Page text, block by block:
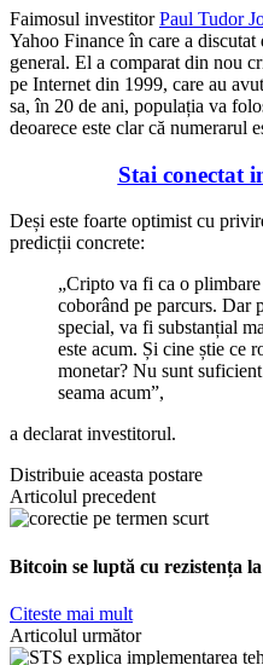
Faimosul investitorPaul Tudor
Yahoo Finance în care a
general. El a comparat din nou
pe Internet din 1999, care au
sa, în 20 de ani, populația va
deoarece este clar că numerarul
Stai conectat
Deși este foarte optimist cu
predicții concrete:
„Cripto va fi ca o
coborând pe parcurs. Dar
special, va fi substanțial
este acum. Și cine știe ce
monetar? Nu sunt
seama acum”,
a declarat investitorul.
Distribuie aceasta postare
Articolul precedent
Bitcoin se luptă cu rezistența
Citeste mai mult
Articolul următor